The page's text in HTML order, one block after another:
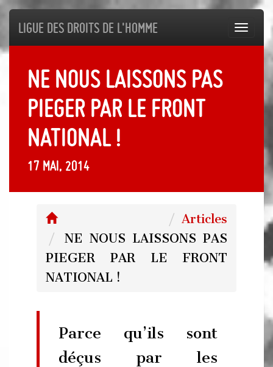
Ligue des droits de l'Homme
NE NOUS LAISSONS PAS
PIEGER PAR LE FRONT
NATIONAL !
17 mai, 2014
Articles
NE NOUS LAISSONS PAS
PIEGER PAR LE FRONT
NATIONAL !
Parce qu’ils sont
déçus par les